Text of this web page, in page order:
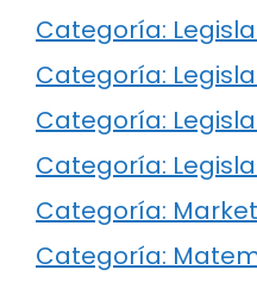
Categoría:
Categoría:
Categoría:
Categoría:
Categoría:
Categoría: